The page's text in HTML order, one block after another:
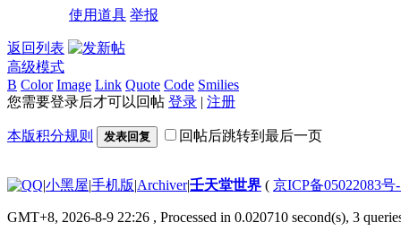
使用道具 举报
返回列表
高级模式
B Color Image Link Quote Code Smilies
您需要登录后才可以回帖 登录 | 注册
本版积分规则 发表回复 回帖后跳转到最后一页
|小黑屋|手机版|Archiver|壬天堂世界 ( 京ICP备05022083号
GMT+8, 2026-8-9 22:26 , Processed in 0.020710 second(s), 3